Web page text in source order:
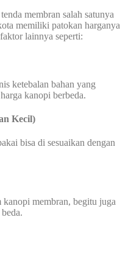
membran salah satunya
memiliki patokan harganya
lainnya seperti:
ketebalan bahan yang
kanopi berbeda.
Kecil)
bisa di sesuaikan dengan
membran, begitu juga